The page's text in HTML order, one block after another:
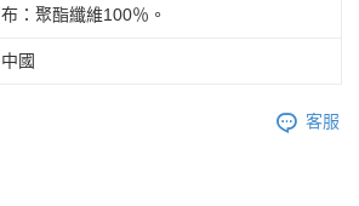
布：聚酯纖維100％。
中國
客服